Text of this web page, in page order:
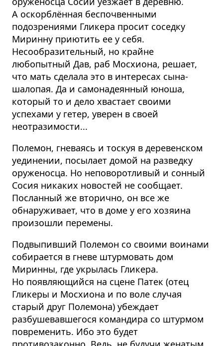
А оскорблённая беспочвенными
подозрениями Гликера просит соседку
Миринну приютить ее у себя.
Несообразительный, но крайне
любопытный Дав, раб Мосхиона, решает,
что мать сделала это в интересах сына-
шалопая. Да и самонадеянный юноша,
который то и дело хвастает своими
успехами у гетер, уверен в своей
неотразимости...
Полемон, гневаясь и тоскуя в деревенском
уединении, посылает домой на разведку
оруженосца. Но неповоротливый и сонный
Сосия никаких новостей не сообщает.
Посланный же вторично, он все же
обнаруживает, что в доме у его хозяина
произошли перемены.
Подвыпивший Полемон со своими воинами
собирается в гневе штурмовать дом
Миринны, где укрылась Гликера.
Но появляющийся на сцене Патек (отец
Гликеры и Мосхиона и по воле случая
старый друг Полемона) убеждает
разбушевавшегося командира со штурмом
повременить. Ибо это будет